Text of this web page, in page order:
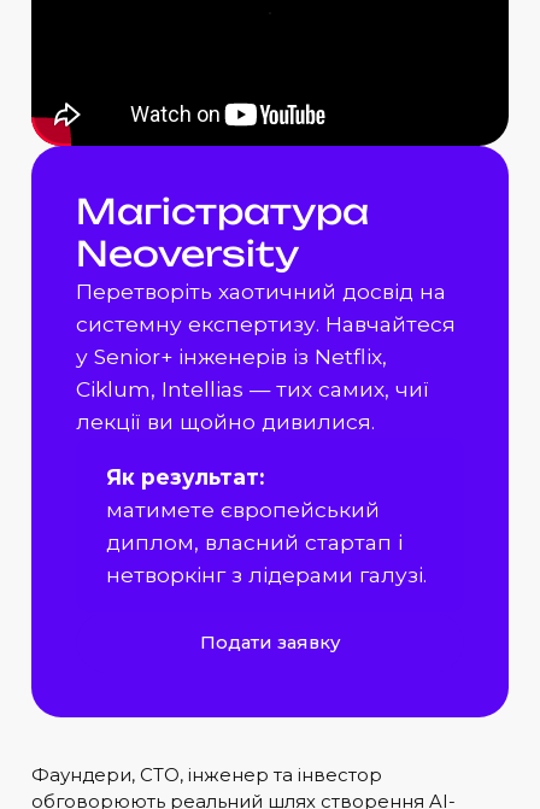
Магістратура
Neoversity
Перетворіть хаотичний досвід на
системну експертизу. Навчайтеся
у Senior+ інженерів із Netflix,
Ciklum, Intellias — тих самих, чиї
лекції ви щойно дивилися.
Як результат:
матимете європейський
диплом, власний стартап і
нетворкінг з лідерами галузі.
Подати заявку
Фаундери, CTO, інженер та інвестор
обговорюють реальний шлях створення AI-